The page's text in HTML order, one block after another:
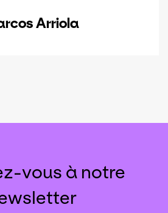
Arriola
vous à notre